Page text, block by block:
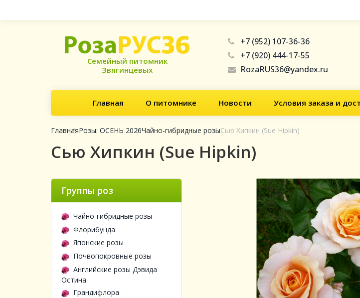
Семейный питомник
Звягинцевых
+7 (952) 107-36-36
+7 (920) 444-17-55
RozaRUS36@yandex.ru
Главная О питомнике Новости Условия заказа и
ГлавнаяРозы: ОСЕНЬ 2026Чайно-гибридные розыСью Хипкин (Sue Hipkin)
Сью Хипкин (Sue Hipkin)
Группы роз
Чайно-гибридные розы
Флорибунда
Японские розы
Почвопокровные розы
Английские розы Дэвида
Остина
Грандифлора